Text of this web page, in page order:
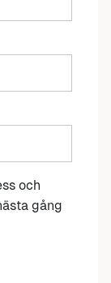
och
gång